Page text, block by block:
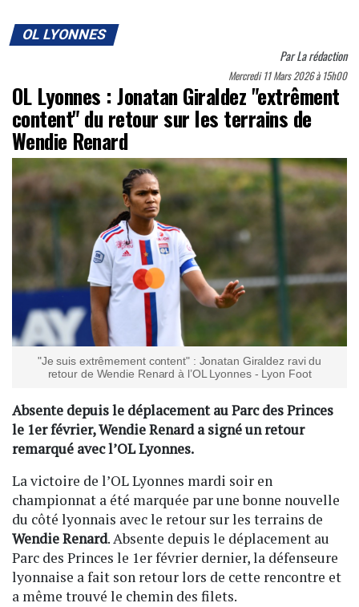
OL LYONNES
ParLa rédaction
Mercredi 11 Mars 2026 à 15h00
OL Lyonnes : Jonatan Giraldez "extrêment
content" du retour sur les terrains de
Wendie Renard
"Je suis extrêmement content" : Jonatan Giraldez ravi du
retour de Wendie Renard à l’OL Lyonnes - Lyon Foot
Absente depuis le déplacement au Parc des Princes
le 1er février, Wendie Renard a signé un retour
remarqué avec l’OL Lyonnes.
La victoire de l’OL Lyonnes mardi soir en
championnat a été marquée par une bonne nouvelle
du côté lyonnais avec le retour sur les terrains de
Wendie Renard. Absente depuis le déplacement au
Parc des Princes le 1er février dernier, la défenseure
lyonnaise a fait son retour lors de cette rencontre et
a même trouvé le chemin des filets.